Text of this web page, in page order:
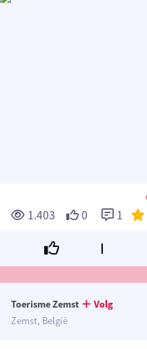
1.403 0 1
Toerisme Zemst
Volg
Zemst, België